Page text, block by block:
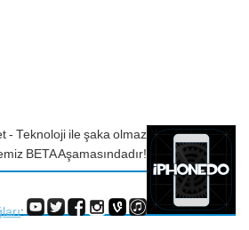
- Teknoloji ile şaka olmaz
BETA Aşamasındadır!
: